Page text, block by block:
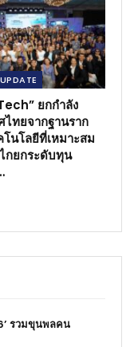
ยกกำลัง
ไทยจากฐานราก
โนโลยีที่เหมาะสม
กยกระดับทุน
รวมขุนพลคน